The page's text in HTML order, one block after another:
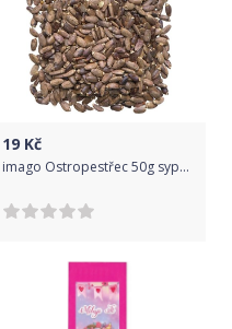
19 Kč
imago Ostropestřec 50g sypaný